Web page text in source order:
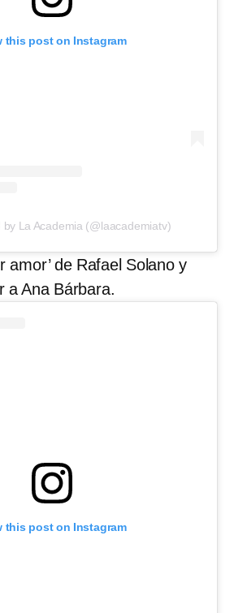
this post on Instagram
by La Academia (@laacademiatv)
amor’ de Rafael Solano y
a Ana Bárbara.
this post on Instagram